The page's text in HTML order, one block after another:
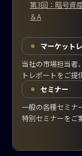
第3回：暗号資
＆A
マーケット
当社の市場担当者
トレポートをご提
セミナー
一般の各種セミナ
特別セミナーをご